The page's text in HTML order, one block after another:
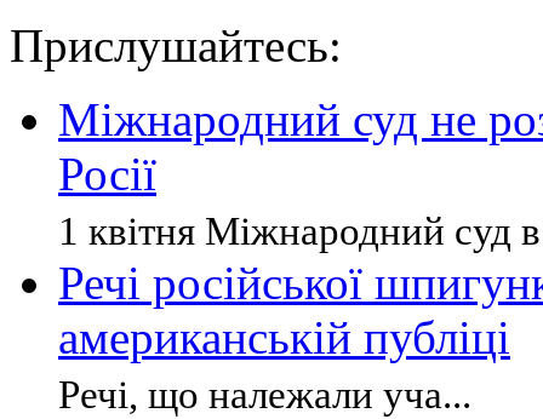
Прислушайтесь:
Міжнародний суд не
Росії
1 квітня Міжнародний суд в
Речі російської
американській публіці
Речі, що належали уча...